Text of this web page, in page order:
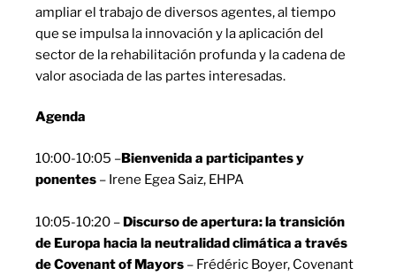
ampliar el trabajo de diversos agentes, al tiempo
que se impulsa la innovación y la aplicación del
sector de la rehabilitación profunda y la cadena de
valor asociada de las partes interesadas.
Agenda
10:00-10:05 –Bienvenida a participantes y
ponentes – Irene Egea Saiz, EHPA
10:05-10:20 – Discurso de apertura: la transición
de Europa hacia la neutralidad climática a través
deCovenant of Mayors – Frédéric Boyer, Covenant